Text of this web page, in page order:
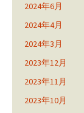
2024年6月
2024年4月
2024年3月
2023年12月
2023年11月
2023年10月